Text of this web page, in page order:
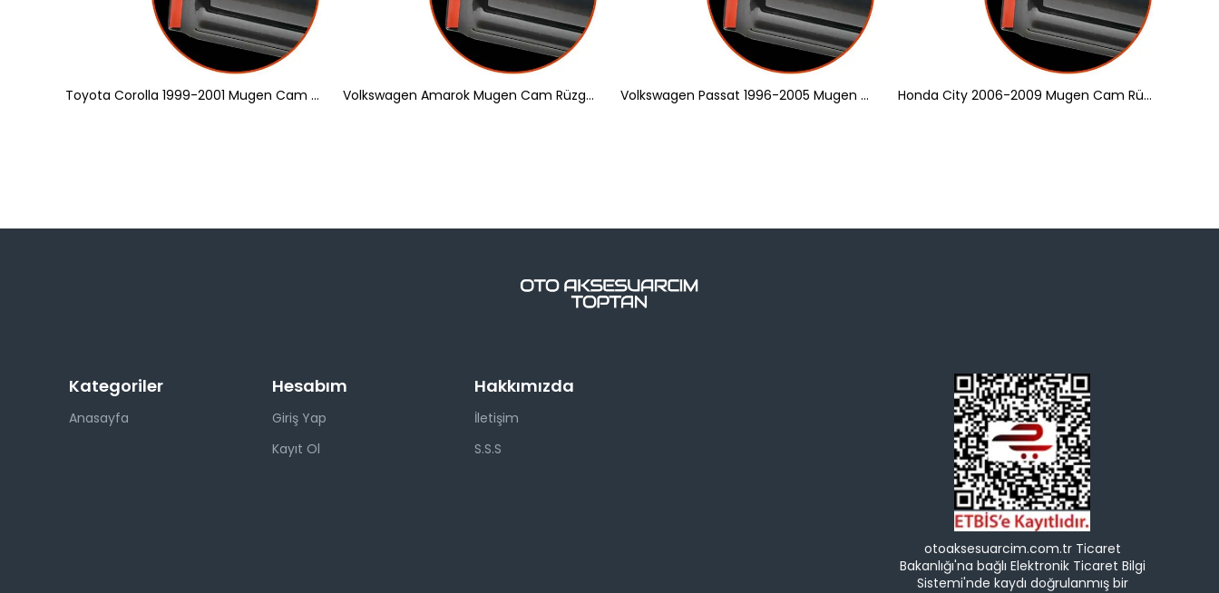
Toyota Corolla 1999-2001 Mugen Cam Rüzgarlığı 4'lü Volkswagen Amarok Mugen Cam Rüzgarlığı 4'lü Volkswagen Passat 1996-2005 Mugen Cam Rüzgarlığı 4'lü Honda City 2006-2009 Mugen Cam Rüzgarlığı 4'lü
Kategoriler
Anasayfa
Hesabım
Giriş Yap
Kayıt Ol
Hakkımızda
İletişim
S.S.S
otoaksesuarcim.com.tr Ticaret
Bakanlığı'na bağlı Elektronik Ticaret Bilgi
Sistemi'nde kaydı doğrulanmış bir